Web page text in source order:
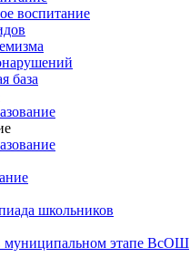
воспитание
база
школьников
муниципальном этапе ВсОШ